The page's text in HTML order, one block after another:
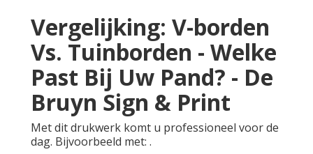
Vergelijking: V-borden
Vs. Tuinborden - Welke
Past Bij Uw Pand? - De
Bruyn Sign & Print
Met dit drukwerk komt u professioneel voor de
dag. Bijvoorbeeld met: .